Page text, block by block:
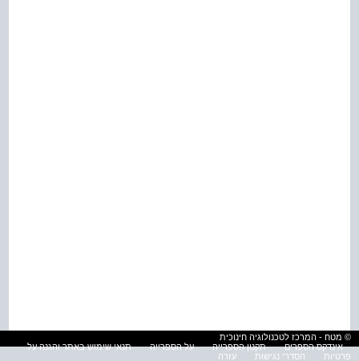
© מטח - המרכז לטכנולוגיה חינוכית
אינדקס הספרים
תקנון הספרייה על הספרייה
תנאי שימוש באתר והגנה על
פרטיות
הסדרי נגישות עזרה